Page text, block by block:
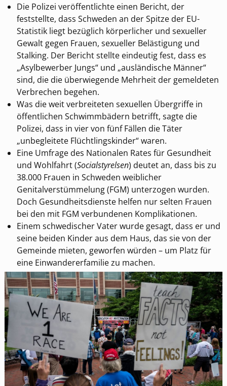
Die Polizei veröffentlichte einen Bericht, der
feststellte, dass Schweden an der Spitze der EU-
Statistik liegt bezüglich körperlicher und sexueller
Gewalt gegen Frauen, sexueller Belästigung und
Stalking. Der Bericht stellte eindeutig fest, dass es
„Asylbewerber Jungs“ und „ausländische Männer“
sind, die die überwiegende Mehrheit der gemeldeten
Verbrechen begehen.
Was die weit verbreiteten sexuellen Übergriffe in
öffentlichen Schwimmbädern betrifft, sagte die
Polizei, dass in vier von fünf Fällen die Täter
„unbegleitete Flüchtlingskinder“ waren.
Eine Umfrage des Nationalen Rates für Gesundheit
und Wohlfahrt (Socialstyrelsen) deutet an, dass bis zu
38.000 Frauen in Schweden weiblicher
Genitalverstümmelung (FGM) unterzogen wurden.
Doch Gesundheitsdienste helfen nur selten Frauen
bei den mit FGM verbundenen Komplikationen.
Einem schwedischer Vater wurde gesagt, dass er und
seine beiden Kinder aus dem Haus, das sie von der
Gemeinde mieten, geworfen würden – um Platz für
eine Einwandererfamilie zu machen.